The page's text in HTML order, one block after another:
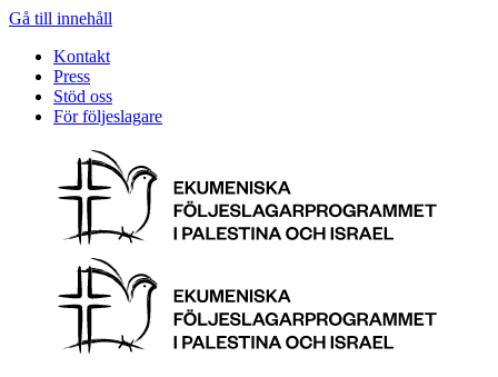
Gå till innehåll
Kontakt
Press
Stöd oss
För följeslagare